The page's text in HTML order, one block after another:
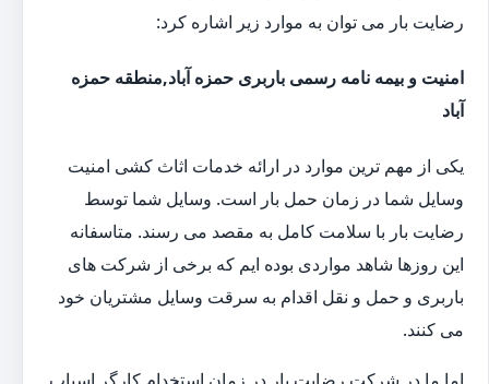
رضایت بار می توان به موارد زیر اشاره کرد:
امنیت و بیمه نامه رسمی باربری حمزه آباد,منطقه حمزه
آباد
یکی از مهم ترین موارد در ارائه خدمات اثاث کشی امنیت
وسایل شما در زمان حمل بار است. وسایل شما توسط
رضایت بار با سلامت کامل به مقصد می رسند. متاسفانه
این روزها شاهد مواردی بوده ایم که برخی از شرکت های
باربری و حمل و نقل اقدام به سرقت وسایل مشتریان خود
می کنند.